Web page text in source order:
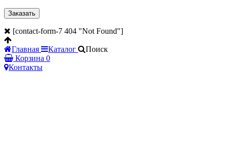
[contact-form-7 404 "Not Found"]
Главная Каталог
Поиск
Корзина 0
Контакты